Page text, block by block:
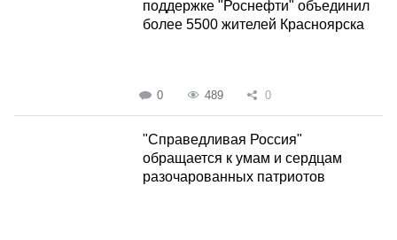
поддержке "Роснефти" объединил
более 5500 жителей Красноярска
0 489 0
"Справедливая Россия"
обращается к умам и сердцам
разочарованных патриотов